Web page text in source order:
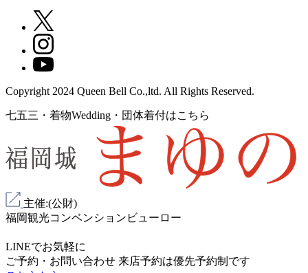
Copyright 2024 Queen Bell Co.,ltd. All Rights Reserved.
七五三・着物Wedding・団体着付はこちら
主催:(公財)
福岡観光コンベンションビューロー
LINEでお気軽に
ご予約・お問い合わせ 来店予約は優先予約制 です